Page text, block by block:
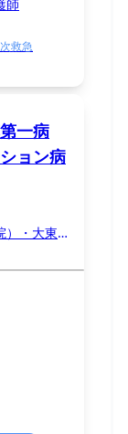
師
救急
一病
ョン病
・大東市